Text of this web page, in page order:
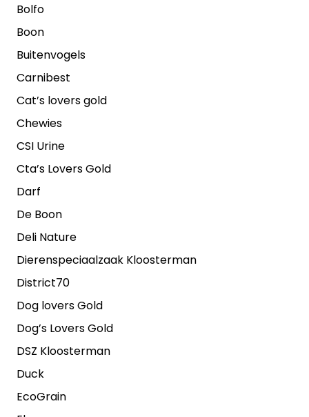
Bolfo
Boon
Buitenvogels
Carnibest
Cat’s lovers gold
Chewies
CSI Urine
Cta’s Lovers Gold
Darf
De Boon
Deli Nature
Dierenspeciaalzaak Kloosterman
District70
Dog lovers Gold
Dog’s Lovers Gold
DSZ Kloosterman
Duck
EcoGrain